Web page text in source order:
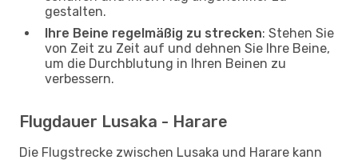
gestalten.
Ihre Beine regelmäßig zu strecken: Stehen Sie
von Zeit zu Zeit auf und dehnen Sie Ihre Beine,
um die Durchblutung in Ihren Beinen zu
verbessern.
Flugdauer Lusaka - Harare
Die Flugstrecke zwischen Lusaka und Harare kann